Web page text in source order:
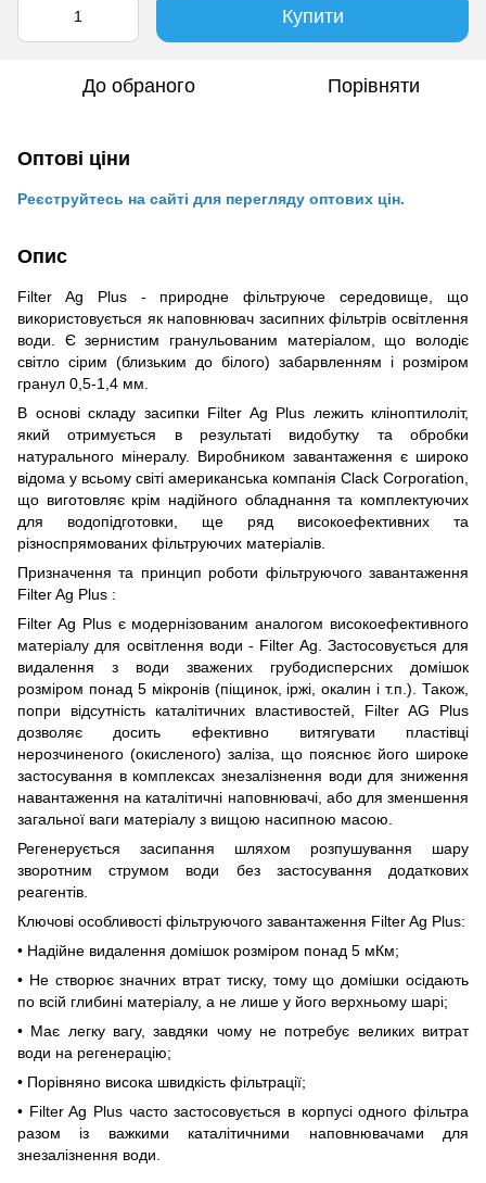
Купити
До обраного Порівняти
Оптові ціни
Реєструйтесь на сайті для перегляду оптових цін.
Опис
Filter Ag Plus - природне фільтруюче середовище, що
використовується як наповнювач засипних фільтрів освітлення
води. Є зернистим гранульованим матеріалом, що володіє
світло сірим (близьким до білого) забарвленням і розміром
гранул 0,5-1,4 мм.
В основі складу засипки Filter Ag Plus лежить кліноптилоліт,
який отримується в результаті видобутку та обробки
натурального мінералу. Виробником завантаження є широко
відома у всьому світі американська компанія Clack Corporation,
що виготовляє крім надійного обладнання та комплектуючих
для водопідготовки, ще ряд високоефективних та
різноспрямованих фільтруючих матеріалів.
Призначення та принцип роботи фільтруючого завантаження
Filter Ag Plus :
Filter Ag Plus є модернізованим аналогом високоефективного
матеріалу для освітлення води - Filter Ag. Застосовується для
видалення з води зважених грубодисперсних домішок
розміром понад 5 мікронів (піщинок, іржі, окалин і т.п.). Також,
попри відсутність каталітичних властивостей, Filter AG Plus
дозволяє досить ефективно витягувати пластівці
нерозчиненого (окисленого) заліза, що пояснює його широке
застосування в комплексах знезалізнення води для зниження
навантаження на каталітичні наповнювачі, або для зменшення
загальної ваги матеріалу з вищою насипною масою.
Регенерується засипання шляхом розпушування шару
зворотним струмом води без застосування додаткових
реагентів.
Ключові особливості фільтруючого завантаження Filter Ag Plus:
• Надійне видалення домішок розміром понад 5 мКм;
• Не створює значних втрат тиску, тому що домішки осідають
по всій глибині матеріалу, а не лише у його верхньому шарі;
• Має легку вагу, завдяки чому не потребує великих витрат
води на регенерацію;
• Порівняно висока швидкість фільтрації;
• Filter Ag Plus часто застосовується в корпусі одного фільтра
разом із важкими каталітичними наповнювачами для
знезалізнення води.